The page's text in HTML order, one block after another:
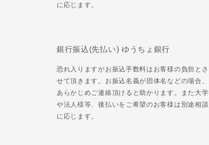
に応じます。
銀行振込(先払い) ゆうちょ銀行
恐れ入りますがお振込手数料はお客様の負担とさ
せて頂きます。お振込名義が団体名などの場合、
あらかじめご連絡頂けると助かります。また大学
や法人様等、後払いをご希望のお客様は別途相談
に応じます。